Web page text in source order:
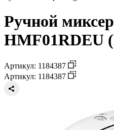
Ручной
HMF01RDEU
Артикул: 1184387
Артикул: 1184387